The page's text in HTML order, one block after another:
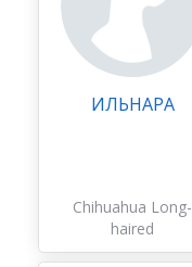
ИЛЬНАРА
Chihuahua Long-
haired